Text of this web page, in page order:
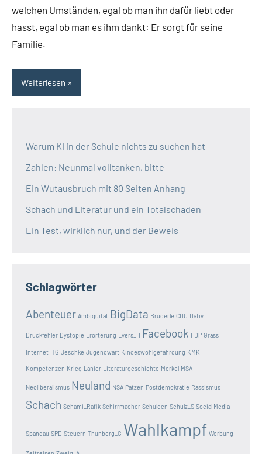
welchen Umständen, egal ob man ihn dafür liebt oder
hasst, egal ob man es ihm dankt: Er sorgt für seine
Familie.
Weiterlesen
Warum KI in der Schule nichts zu suchen hat
Zahlen: Neunmal volltanken, bitte
Ein Wutausbruch mit 80 Seiten Anhang
Schach und Literatur und ein Totalschaden
Ein Test, wirklich nur, und der Beweis
Schlagwörter
Abenteuer Ambiguität BigData Brüderle CDU Dativ
Druckfehler Dystopie Erörterung Evers_H Facebook FDP Grass
Internet ITG Jeschke Jugendwart Kindeswohlgefährdung KMK
Kompetenzen Krieg Lanier Literaturgeschichte Merkel MSA
Neoliberalismus Neuland NSA Patzen Postdemokratie Rassismus
Schach Schami_Rafik Schirrmacher Schulden Schulz_S Social Media
Spandau SPD Steuern Thunberg_G Wahlkampf Werbung